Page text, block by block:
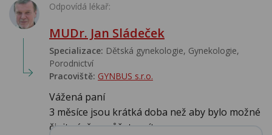
Odpovídá lékař:
MUDr. Jan Sládeček
Specializace: Dětská gynekologie, Gynekologie,
Porodnictví
Pracoviště: GYNBUS s.r.o.
Vážená paní
3 měsíce jsou krátká doba než aby bylo možné
činit závěry můžete mít ...